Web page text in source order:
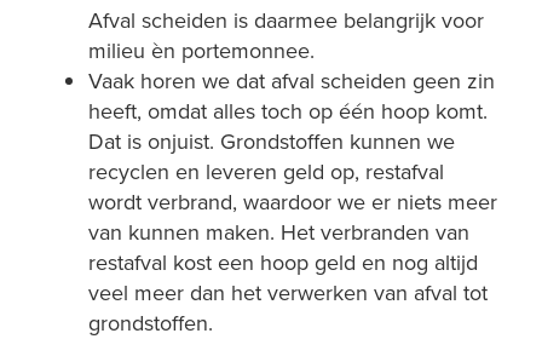
Afval scheiden is daarmee belangrijk voor
milieu èn portemonnee.
Vaak horen we dat afval scheiden geen zin
heeft, omdat alles toch op één hoop komt.
Dat is onjuist. Grondstoffen kunnen we
recyclen en leveren geld op, restafval
wordt verbrand, waardoor we er niets meer
van kunnen maken. Het verbranden van
restafval kost een hoop geld en nog altijd
veel meer dan het verwerken van afval tot
grondstoffen.